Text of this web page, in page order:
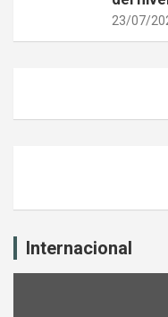
23/07/
Internacional